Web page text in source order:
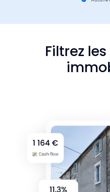
Filtrez